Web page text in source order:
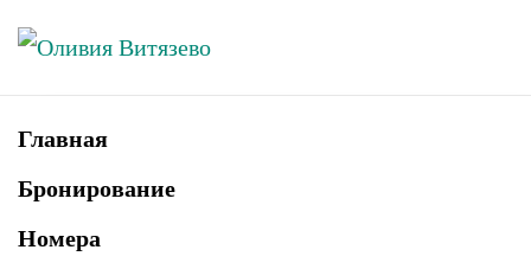
Главная
Бронирование
Номера